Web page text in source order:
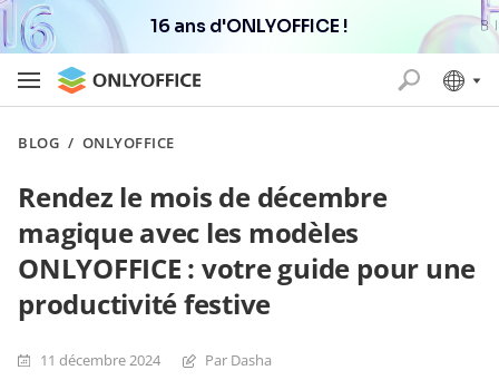
16 ans d'ONLYOFFICE !
BLOG / ONLYOFFICE
Rendez le mois de décembre
magique avec les modèles
ONLYOFFICE : votre guide pour une
productivité festive
11 décembre 2024 Par Dasha